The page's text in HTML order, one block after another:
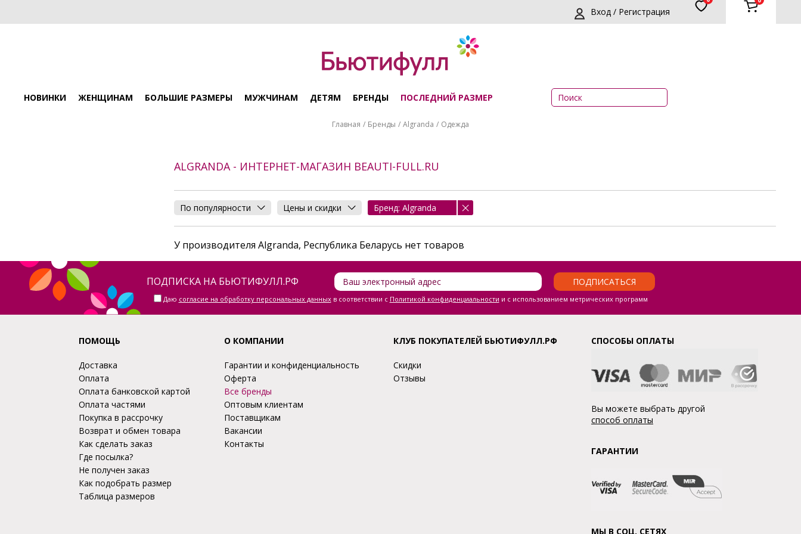
Вход / Регистрация
НОВИНКИ ЖЕНЩИНАМ БОЛЬШИЕ РАЗМЕРЫ МУЖЧИНАМ ДЕТЯМ БРЕНДЫ ПОСЛЕДНИЙ РАЗМЕР
Главная Бренды Algranda Одежда
ALGRANDA - ИНТЕРНЕТ-МАГАЗИН BEAUTI-FULL.RU
По популярности Цены и скидки Бренд: Algranda
У производителя Algranda, Республика Беларусь нет товаров
ПОДПИСКА НА БЬЮТИФУЛЛ.РФ ПОДПИСАТЬСЯ
Даю согласие на обработку персональных данныхв соответствии с Политикой конфиденциальности и с использованием метрических программ
ПОМОЩЬ
Доставка
Оплата
Оплата банковской картой
Оплата частями
Покупка в рассрочку
Возврат и обмен товара
Как сделать заказ
Где посылка?
Не получен заказ
Как подобрать размер
Таблица размеров
О КОМПАНИИ
Гарантии и конфиденциальность
Оферта
Все бренды
Оптовым клиентам
Поставщикам
Вакансии
Контакты
КЛУБ ПОКУПАТЕЛЕЙ БЬЮТИФУЛЛ.РФ
Скидки
Отзывы
СПОСОБЫ ОПЛАТЫ
Вы можете выбрать другой
способ оплаты
ГАРАНТИИ
МЫ В СОЦ. СЕТЯХ